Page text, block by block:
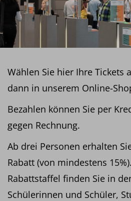
Wählen Sie hier Ihre Tickets
dann in unserem Online-
Bezahlen können Sie per
gegen Rechnung.
Ab drei Personen erhalten
Rabatt (von mindestens
Rabattstaffel finden Sie in
Schülerinnen und Schüler,